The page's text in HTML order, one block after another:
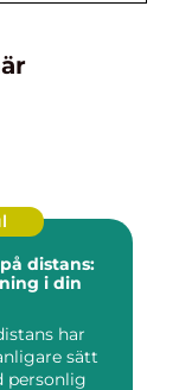
distans:
i din
har
sätt
personlig